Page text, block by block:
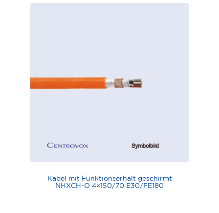
Kabel mit Funktionserhalt geschirmt
NHXCH-O 4×150/70 E30/FE180